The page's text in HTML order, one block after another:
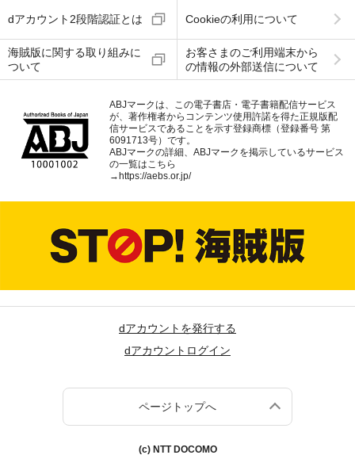
dアカウント2段階認証とは Cookieの利用について
海賊版に関する取り組みに
ついて
お客さまのご利用端末から
の情報の外部送信について
ABJマークは、この電子書店・電子書籍配信サービス
が、著作権者からコンテンツ使用許諾を得た正規版配
信サービスであることを示す登録商標（登録番号 第
6091713号）です。
ABJマークの詳細、ABJマークを掲示しているサービス
の一覧はこちら
→https://aebs.or.jp/
dアカウントを発行する
dアカウントログイン
ページトップへ
(c) NTT DOCOMO